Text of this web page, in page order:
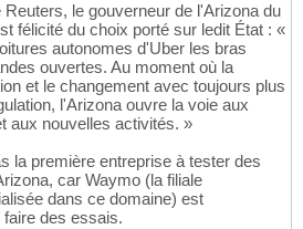
le gouverneur de l'Arizona du
félicité du choix porté sur ledit État : «
autonomes d'Uber les bras
ouvertes. Au moment où la
et le changement avec toujours plus
l'Arizona ouvre la voie aux
aux nouvelles activités. »
la première entreprise à tester des
car Waymo (la filiale
dans ce domaine) est
des essais.